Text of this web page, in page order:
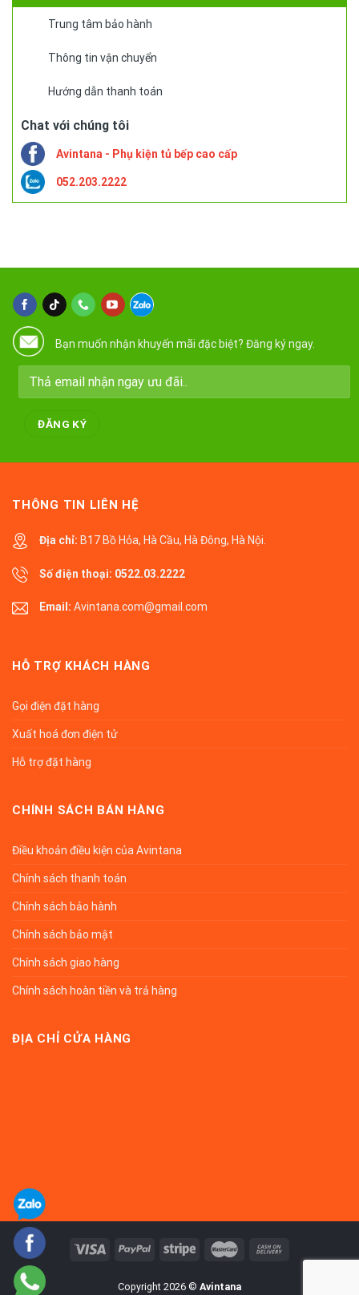
Trung tâm bảo hành
Thông tin vận chuyển
Hướng dẫn thanh toán
Chat với chúng tôi
Avintana - Phụ kiện tủ bếp cao cấp
052.203.2222
Bạn muốn nhận khuyến mãi đặc biệt? Đăng ký ngay.
THÔNG TIN LIÊN HỆ
Địa chỉ: B17 Bồ Hỏa, Hà Cầu, Hà Đông, Hà Nội.
Số điện thoại: 0522.03.2222
Email: Avintana.com@gmail.com
HỖ TRỢ KHÁCH HÀNG
Gọi điện đặt hàng
Xuất hoá đơn điện tử
Hỗ trợ đặt hàng
CHÍNH SÁCH BÁN HÀNG
Điều khoản điều kiện của Avintana
Chính sách thanh toán
Chính sách bảo hành
Chính sách bảo mật
Chính sách giao hàng
Chính sách hoàn tiền và trả hàng
ĐỊA CHỈ CỬA HÀNG
Copyright 2026 © Avintana